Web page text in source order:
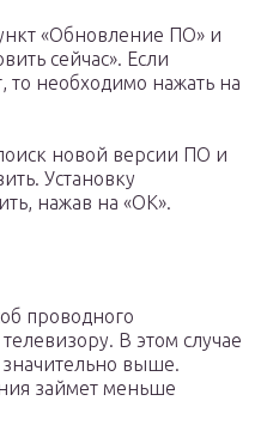
«Обновление ПО» и
сейчас». Если
то необходимо нажать на
новой версии ПО и
Установку
нажав на «ОК».
проводного
В этом случае
выше.
займет меньше